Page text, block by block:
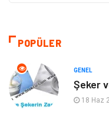
Giyim
Otomotiv
Gıda
POPÜLER
GENEL
Şeker
18 Haz